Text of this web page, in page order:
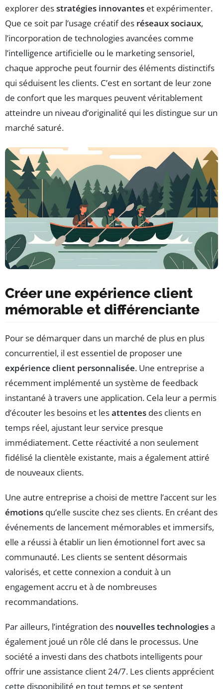
explorer desstratégies innovantes et expérimenter.
Que ce soit par l’usage créatif des réseaux sociaux,
l’incorporation de technologies avancées comme
l’intelligence artificielle ou le marketing sensoriel,
chaque approche peut fournir des éléments distinctifs
qui séduisent les clients. C’est en sortant de leur zone
de confort que les marques peuvent véritablement
atteindre un niveau d’originalité qui les distingue sur un
marché saturé.
Créer une expérience client
mémorable et différenciante
Pour se démarquer dans un marché de plus en plus
concurrentiel, il est essentiel de proposer une
expérience client personnalisée. Une entreprise a
récemment implémenté un système de feedback
instantané à travers une application. Cela leur a permis
d’écouter les besoins et lesattentes des clients en
temps réel, ajustant leur service presque
immédiatement. Cette réactivité a non seulement
fidélisé la clientèle existante, mais a également attiré
de nouveaux clients.
Une autre entreprise a choisi de mettre l’accent sur les
émotions qu’elle suscite chez ses clients. En créant des
événements de lancement mémorables et immersifs,
elle a réussi à établir un lien émotionnel fort avec sa
communauté. Les clients se sentent désormais
valorisés, et cette connexion a conduit à un
engagement accru et à de nombreuses
recommandations.
Par ailleurs, l’intégration des nouvelles technologiesa
également joué un rôle clé dans le processus. Une
société a investi dans des chatbots intelligents pour
offrir une assistance client 24/7. Les clients apprécient
cette disponibilité en tout temps et se sentent